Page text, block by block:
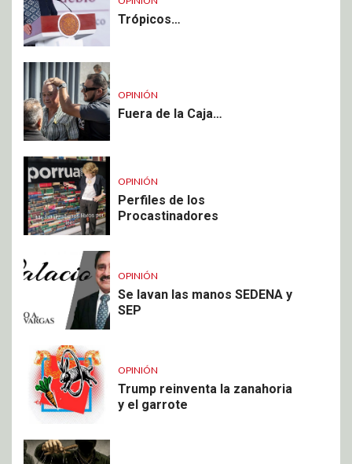
Trópicos…
OPINIÓN
Fuera de la Caja…
OPINIÓN
Perfiles de los
Procastinadores
OPINIÓN
Se lavan las manos SEDENA y
SEP
OPINIÓN
Trump reinventa la zanahoria
y el garrote